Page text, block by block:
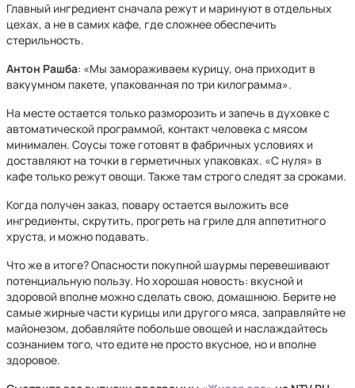
Главный ингредиент сначала режут и маринуют в отдельных
цехах, а не в самих кафе, где сложнее обеспечить
стерильность.
Антон Рашба: «Мы замораживаем курицу, она приходит в
вакуумном пакете, упакованная по три килограмма».
На месте остается только разморозить и запечь в духовке с
автоматической программой, контакт человека с мясом
минимален. Соусы тоже готовят в фабричных условиях и
доставляют на точки в герметичных упаковках. «С нуля» в
кафе только режут овощи. Также там строго следят за сроками.
Когда получен заказ, повару остается выложить все
ингредиенты, скрутить, прогреть на гриле для аппетитного
хруста, и можно подавать.
Что же в итоге? Опасности покупной шаурмы перевешивают
потенциальную пользу. Но хорошая новость: вкусной и
здоровой вполне можно сделать свою, домашнюю. Берите не
самые жирные части курицы или другого мяса, заправляйте не
майонезом, добавляйте побольше овощей и наслаждайтесь
сознанием того, что едите не просто вкусное, но и вполне
здоровое.